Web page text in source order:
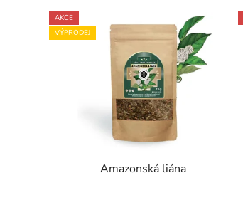
V
ý
AKCE
VÝPRODEJ
Amazonská liána